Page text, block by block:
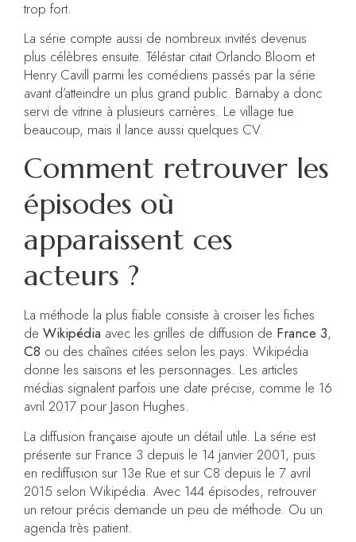
trop fort.
La série compte aussi de nombreux invités devenus
plus célèbres ensuite. Téléstar citait Orlando Bloom et
Henry Cavill parmi les comédiens passés par la série
avant d’atteindre un plus grand public. Barnaby a donc
servi de vitrine à plusieurs carrières. Le village tue
beaucoup, mais il lance aussi quelques CV.
Comment retrouver les
épisodes où
apparaissent ces
acteurs ?
La méthode la plus fiable consiste à croiser les fiches
de Wikipédia avec les grilles de diffusion de France 3,
C8 ou des chaînes citées selon les pays. Wikipédia
donne les saisons et les personnages. Les articles
médias signalent parfois une date précise, comme le 16
avril 2017 pour Jason Hughes.
La diffusion française ajoute un détail utile. La série est
présente sur France 3 depuis le 14 janvier 2001, puis
en rediffusion sur 13e Rue et sur C8 depuis le 7 avril
2015 selon Wikipédia. Avec 144 épisodes, retrouver
un retour précis demande un peu de méthode. Ou un
agenda très patient.